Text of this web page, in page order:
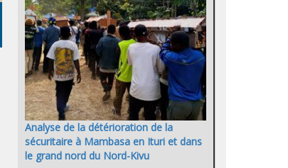
Analyse de la détérioration de la
sécuritaire à Mambasa en Ituri et dans
le grand nord du Nord-Kivu